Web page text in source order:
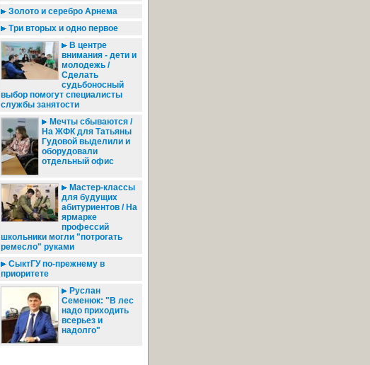
Золото и серебро Арнема
Три вторых и одно первое
В центре
внимания - дети и
молодежь /
Сделать
судьбоносный
выбор помогут специалисты
службы занятости
Мечты сбываются /
На ЖФК для Татьяны
Гудовой выделили и
оборудовали
отдельный офис
Мастер-классы
для будущих
абитуриентов / На
ярмарке
профессий
школьники могли "потрогать
ремесло" руками
СыктГУ по-прежнему в
приоритете
Руслан
Семенюк: "В лес
надо приходить
всерьез и
надолго"